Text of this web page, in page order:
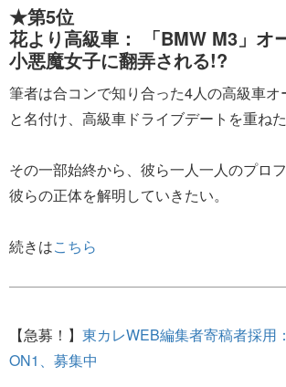
★第5位
花より高級車： 「BMW M3」オ
小悪魔女子に翻弄される!?
筆者は合コンで知り合った4人の高級車
と名付け、高級車ドライブデートを重ねた
その一部始終から、彼ら一人一人のプロフ
彼らの正体を解明していきたい。
続きはこちら
【急募！】 東カレWEB編集者寄稿者採用
ON1、募集中